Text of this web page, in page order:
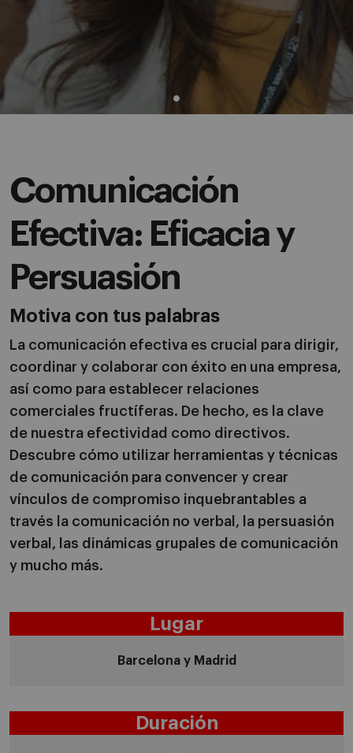
Comunicación
Efectiva: Eficacia y
Persuasión
Motiva con tus palabras
La comunicación efectiva es crucial para dirigir,
coordinar y colaborar con éxito en una empresa,
así como para establecer relaciones
comerciales fructíferas. De hecho, es la clave
de nuestra efectividad como directivos.
Descubre cómo utilizar herramientas y técnicas
de comunicación para convencer y crear
vínculos de compromiso inquebrantables a
través la comunicación no verbal, la persuasión
verbal, las dinámicas grupales de comunicación
y mucho más.
Lugar
Barcelona y Madrid
Duración